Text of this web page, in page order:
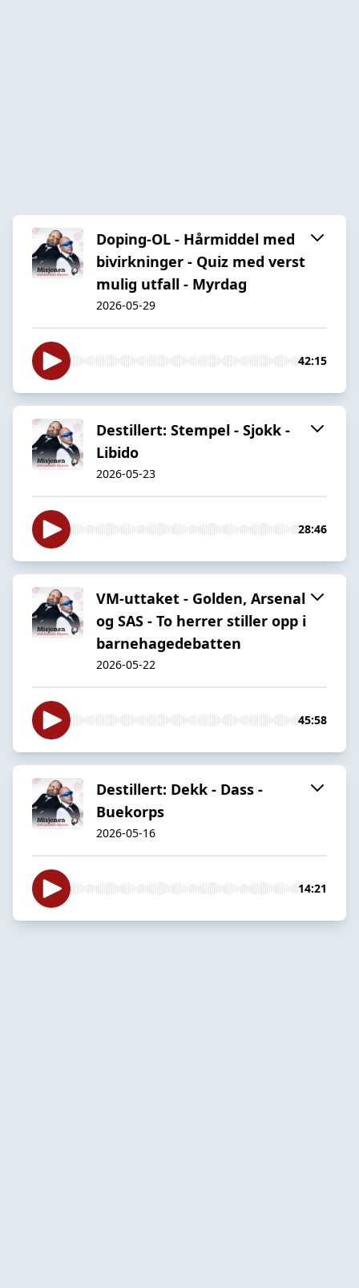
Doping-OL - Hårmiddel med
bivirkninger - Quiz med verst
mulig utfall - Myrdag
2026-05-29
42:15
Destillert: Stempel - Sjokk -
Libido
2026-05-23
28:46
VM-uttaket - Golden, Arsenal
og SAS - To herrer stiller opp i
barnehagedebatten
2026-05-22
45:58
Destillert: Dekk - Dass -
Buekorps
2026-05-16
14:21